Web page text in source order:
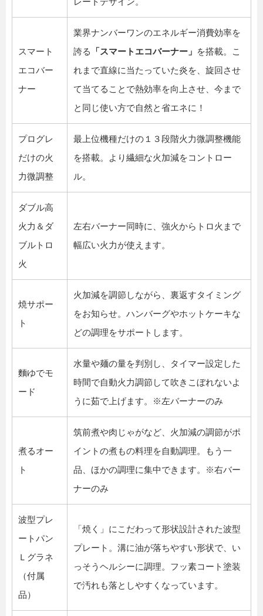
スマート
エコバー
ナー
業界ナンバーワンのエネルギー消費効率を
誇る
「スマートエコバーナー」 を搭載。こ
れまで直線に当たっていた炎を、旋回させ
て当てることで熱効率を向上させ、今まで
と同じ使い方で自然と省エネに！
プログレ
だけの火
力微調整
最上位機種だけの１３段階火力微調整機能
を搭載。より繊細な火加減をコントロー
ル。
ダブル高
火力＆ダ
ブルトロ
火
左右バーナー同時に、強火からトロ火まで
幅広い火力が使えます。
焼サポー
ト
火加減を調節しながら、裏返すタイミング
をお知らせ。ハンバーグやホットケーキな
どの調理をサポートします。
麵ゆでモ
ード
水量や麺の量を判別し、タイマー設定した
時間で自動火力調節して吹きこぼれないよ
うに茹で上げます。※左バーナーのみ
煮るオー
ト
筑前煮や肉じゃがなど、火加減の調節がポ
イントの煮もの料理を自動調理。もう一
品、ほかの調理に集中できます。※右バー
ナーのみ
波型プレ
ートパン
Ｌグラネ
（付属
品）
「焼く」にこだわって形状設計された波型
プレート。溝に油が落ちやすい形状で、い
っそうヘルシーに調理。フッ素コート塗装
で汚れも落としやすくなっています。